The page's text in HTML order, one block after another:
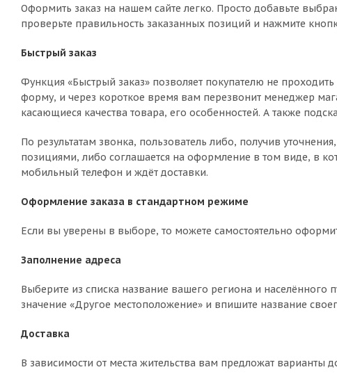
Оформить заказ на нашем сайте легко. Просто добавьте
проверьте правильность заказанных позиций и нажмите
Быстрый заказ
Функция «Быстрый заказ» позволяет покупателю не
форму, и через короткое время вам перезвонит менеджер
касающиеся качества товара, его особенностей. А также
По результатам звонка, пользователь либо, получив
позициями, либо соглашается на оформление в том виде, в
мобильный телефон и ждёт доставки.
Оформление заказа в стандартном режиме
Если вы уверены в выборе, то можете самостоятельно
Заполнение адреса
Выберите из списка название вашего региона и населённого
значение «Другое местоположение» и впишите название
Доставка
В зависимости от места жительства вам предложат варианты